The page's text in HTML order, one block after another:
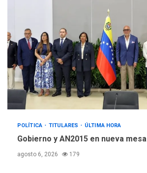
POLÍTICA TITULARES ÚLTIMA HORA
Gobierno y AN2015 en nueva
agosto 6, 2026 179